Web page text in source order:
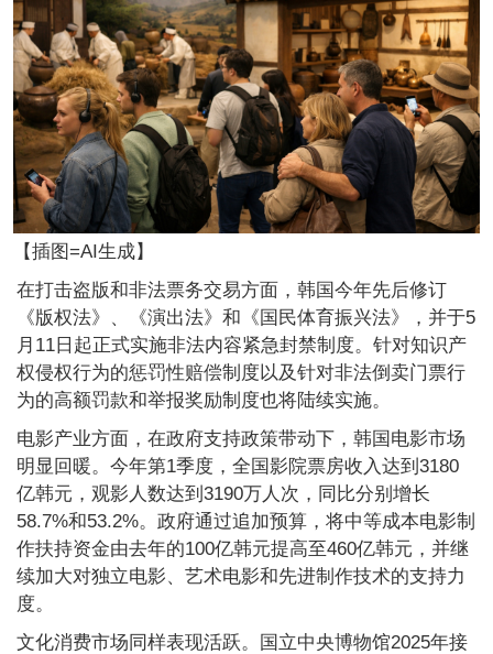
【插图=AI生成】
在打击盗版和非法票务交易方面，韩国今年先后修订
《版权法》、《演出法》和《国民体育振兴法》，并于5
月11日起正式实施非法内容紧急封禁制度。针对知识产
权侵权行为的惩罚性赔偿制度以及针对非法倒卖门票行
为的高额罚款和举报奖励制度也将陆续实施。
电影产业方面，在政府支持政策带动下，韩国电影市场
明显回暖。今年第1季度，全国影院票房收入达到3180
亿韩元，观影人数达到3190万人次，同比分别增长
58.7%和53.2%。政府通过追加预算，将中等成本电影制
作扶持资金由去年的100亿韩元提高至460亿韩元，并继
续加大对独立电影、艺术电影和先进制作技术的支持力
度。
文化消费市场同样表现活跃。国立中央博物馆2025年接